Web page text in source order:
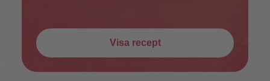
Visa recept